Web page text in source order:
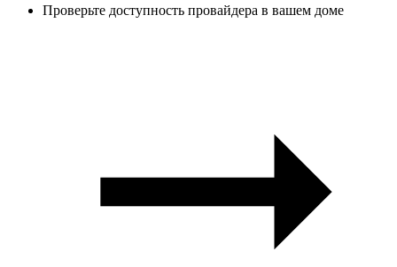
Проверьте доступность провайдера в вашем доме